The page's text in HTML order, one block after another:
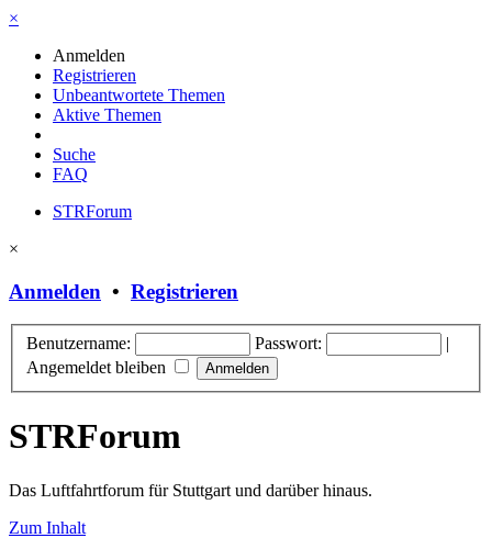
×
Anmelden
Registrieren
Unbeantwortete Themen
Aktive Themen
Suche
FAQ
STRForum
×
Anmelden • Registrieren
Benutzername: Passwort:
|
Angemeldet bleiben
STRForum
Das Luftfahrtforum für Stuttgart und darüber hinaus.
Zum Inhalt